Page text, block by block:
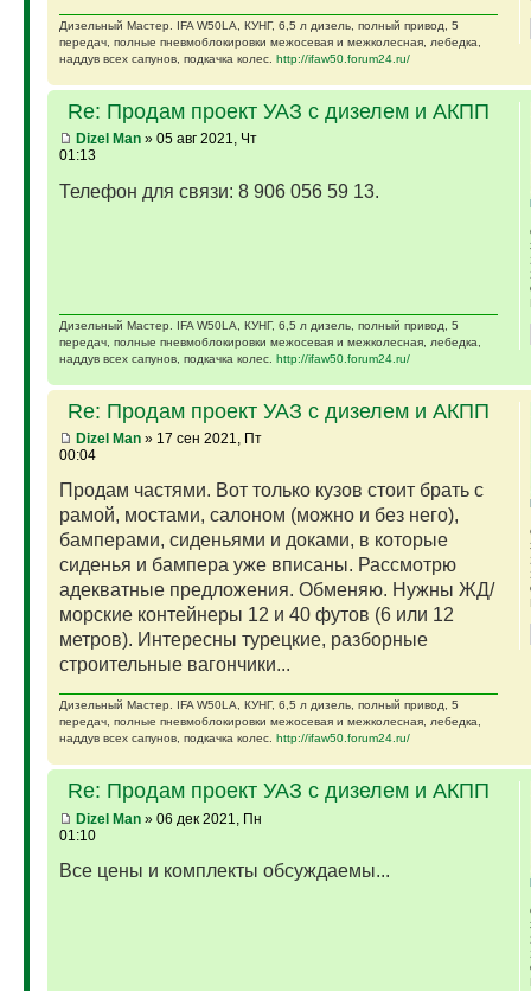
Дизельный Мастер. IFA W50LA, КУНГ, 6,5 л дизель, полный привод, 5
передач, полные пневмоблокировки межосевая и межколесная, лебедка,
наддув всех сапунов, подкачка колес. http://ifaw50.forum24.ru/
Re: Продам проект УАЗ с дизелем и АКПП
Dizel Man» 05 авг 2021, Чт
01:13
Телефон для связи: 8 906 056 59 13.
Дизельный Мастер. IFA W50LA, КУНГ, 6,5 л дизель, полный привод, 5
передач, полные пневмоблокировки межосевая и межколесная, лебедка,
наддув всех сапунов, подкачка колес. http://ifaw50.forum24.ru/
Re: Продам проект УАЗ с дизелем и АКПП
Dizel Man» 17 сен 2021, Пт
00:04
Продам частями. Вот только кузов стоит брать с
рамой, мостами, салоном (можно и без него),
бамперами, сиденьями и доками, в которые
сиденья и бампера уже вписаны. Рассмотрю
адекватные предложения. Обменяю. Нужны ЖД/
морские контейнеры 12 и 40 футов (6 или 12
метров). Интересны турецкие, разборные
строительные вагончики...
Дизельный Мастер. IFA W50LA, КУНГ, 6,5 л дизель, полный привод, 5
передач, полные пневмоблокировки межосевая и межколесная, лебедка,
наддув всех сапунов, подкачка колес. http://ifaw50.forum24.ru/
Re: Продам проект УАЗ с дизелем и АКПП
Dizel Man» 06 дек 2021, Пн
01:10
Все цены и комплекты обсуждаемы...